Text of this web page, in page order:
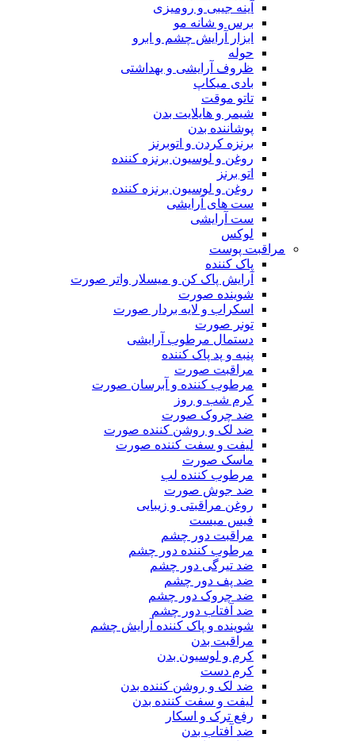
آینه جیبی و رومیزی
برس و شانه مو
ابزار آرایش چشم و ابرو
حوله
ظروف آرایشی و بهداشتی
بادی میکاپ
تاتو موقت
شیمر و هایلایت بدن
پوشاننده بدن
برنزه کردن و اتوبرنز
روغن و لوسیون برنزه کننده
اتو برنز
روغن و لوسیون برنزه کننده
ست های آرایشی
ست آرایشی
لوکس
مراقبت پوست
پاک کننده
آرایش پاک کن و میسلار واتر صورت
شوینده صورت
اسکراب و لایه بردار صورت
تونر صورت
دستمال مرطوب آرایشی
پنبه و پد پاک کننده
مراقبت صورت
مرطوب کننده و آبرسان صورت
کرم شب و روز
ضد چروک صورت
ضد لک و روشن کننده صورت
لیفت و سفت کننده صورت
ماسک صورت
مرطوب کننده لب
ضد جوش صورت
روغن مراقبتی و زیبایی
فیس میست
مراقبت دور چشم
مرطوب کننده دور چشم
ضد تیرگی دور چشم
ضد پف دور چشم
ضد چروک دور چشم
ضد آفتاب دور چشم
شوینده و پاک کننده آرایش چشم
مراقبت بدن
کرم و لوسیون بدن
کرم دست
ضد لک و روشن کننده بدن
لیفت و سفت کننده بدن
رفع ترک و اسکار
ضد آفتاب بدن